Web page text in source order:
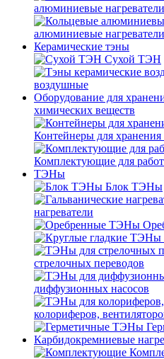
алюминиевые нагреватели
алюминиевые нагреватели
Керамические тэны
Сухой ТЭН
воздушные
Оборудование для
химических веществ
Контейнеры для
Комплектующие для
ТЭНы
Блок ТЭНы
нагреватели
стрелочных переводов
диффузионных насосов
колориферов,
Карбидокремниевые